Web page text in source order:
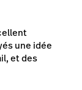
une idée
et des